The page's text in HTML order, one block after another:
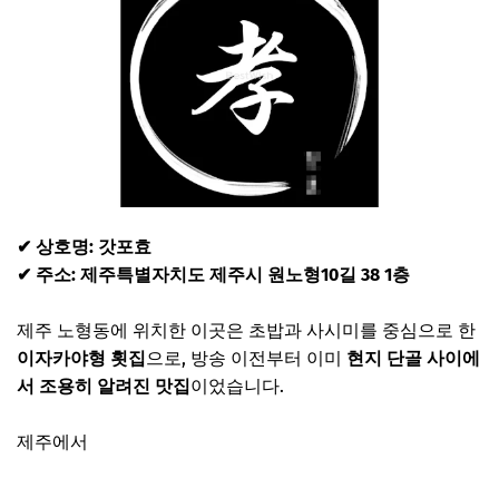
✔ 상호명: 갓포효
✔ 주소: 제주특별자치도 제주시 원노형10길 38 1층
제주 노형동에 위치한 이곳은 초밥과 사시미를 중심으로 한
이자카야형 횟집으로, 방송 이전부터 이미 현지 단골 사이에
서 조용히 알려진 맛집이었습니다.
제주에서